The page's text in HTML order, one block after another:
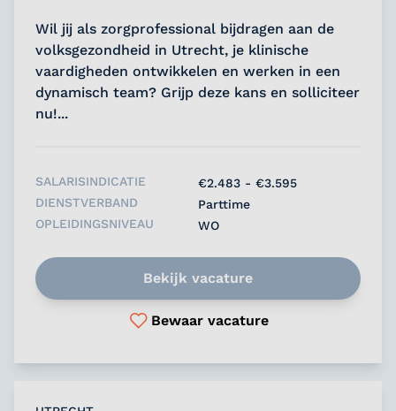
Wil jij als zorgprofessional bijdragen aan de
volksgezondheid in Utrecht, je klinische
vaardigheden ontwikkelen en werken in een
dynamisch team? Grijp deze kans en solliciteer
nu!...
SALARISINDICATIE
€2.483 - €3.595
DIENSTVERBAND
Parttime
OPLEIDINGSNIVEAU
WO
Bekijk vacature
Bewaar vacature